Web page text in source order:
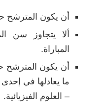
أن يكون المترشح
المباراة.
أن يكون المترشح
ما يعادلها في إحدى
– العلوم الفيزيائية.